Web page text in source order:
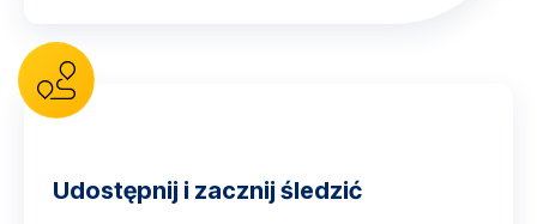
Udostępnij i zacznij śledzić